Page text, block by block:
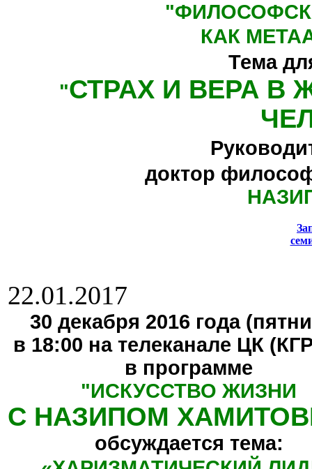
"
КАК
Тема
"СТРАХ И ВЕРА В
доктор
22.01.2017
30 декабря 2016 года
в 18:00 на телеканале ЦК
в программе
"ИСКУССТВО ЖИЗНИ
С НАЗИПОМ
обсуждается тема: